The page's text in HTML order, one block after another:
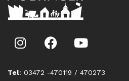
Tel: 03472 -470119 / 470273